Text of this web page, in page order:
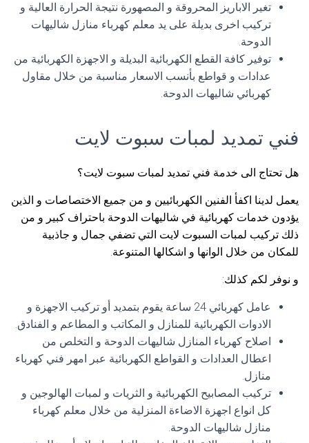
تغير الاباريز المحروقة و المصهورة نتيجة الحرارة العالية و
تركيب اخرى بديلة على يد معلم كهرباء منازل شاليهات
الدوحة.
توفير كافة القطع الكهربائية البديلة و الاجهزة الكهربائية من
عدادات و قواطع بأنسب الاسعار مناسبة من خلال مقاول
كهربائي شاليهات الدوحة.
فني تمديد لمبات سبوت لايت
هل تحتاج الى خدمة فني تمديد لمبات سبوت لايت؟
يعمل لدينا اكفأ الفنين الكهربائيين و من جميع الاختصاصات و الذين
يؤدون خدمات كهربائية في شاليهات الدوحة باحتراف كبير و من
ذلك تركيب لمبات السبوت لايت التي تضفي جمال و جاذبية
للمكان من خلال الوانها و اشكالها المتنوعة.
و نوفر لكم كذلك:
عامل كهربائي 24 ساعة يقوم بتمديد أو تركيب الاجهزة و
الادوات الكهربائية للمنازل و المكاتب و المطاعم و الفنادق.
اصلاح كهرباء المنازل شاليهات الدوحة و التخلص من
اعطال العدادات و القواطع الكهربائية عبر امهر فني كهرباء
منازل.
تركيب المصابيح الكهربائية و الثريات و لمبات الهالوجين و
كل انواع اجهزة الاضاءة المنزلية من خلال معلم كهرباء
منازل شاليهات الدوحة.